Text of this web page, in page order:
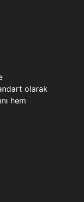
olarak
hem